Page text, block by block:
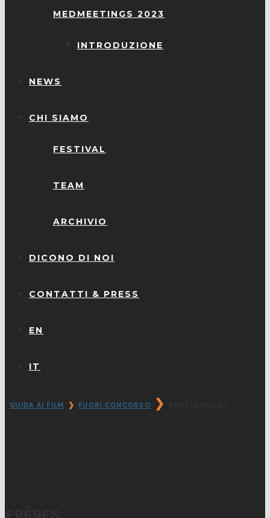
MEDMEETINGS 2023
INTRODUZIONE
NEWS
CHI SIAMO
FESTIVAL
TEAM
ARCHIVIO
DICONO DI NOI
CONTATTI & PRESS
EN
IT
GUIDA AI FILM ❯ FUORI CONCORSO ❯